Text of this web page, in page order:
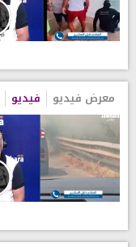
معرض فيديو فيديو